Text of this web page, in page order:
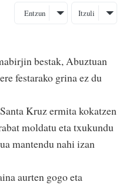
Entzun Itzuli
bestak, Abuztuan
festarako grina ez du
Kruz ermita kokatzen
moldatu eta txukundu
mantendu nahi izan
aurten gogo eta